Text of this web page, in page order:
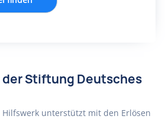
der Stiftung Deutsches
Hilfswerk unterstützt mit den Erlösen